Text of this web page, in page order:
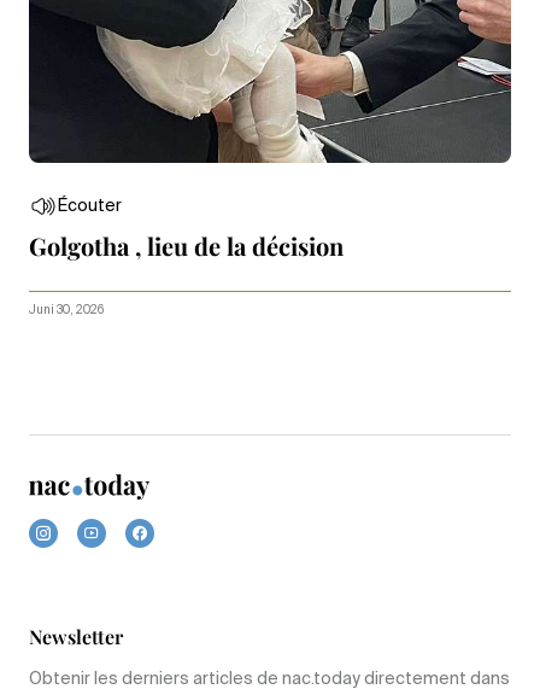
Écouter
Golgotha , lieu de la décision
Juni 30, 2026
Newsletter
Obtenir les derniers articles de nac.today directement dans